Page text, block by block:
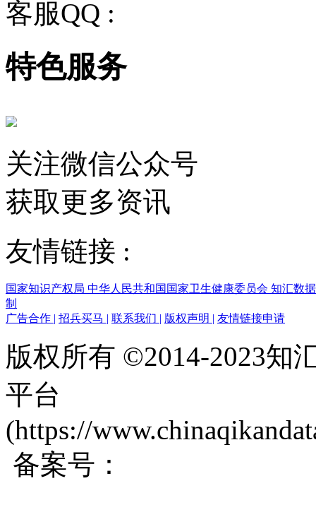
客服QQ :
特色服务
关注微信公众号
获取更多资讯
友情链接 :
国家知识产权局 中华人民共和国国家卫生健康委员会 知汇数
制
广告合作 | 招兵买马 | 联系我们 | 版权声明 | 友情链接申请
版权所有 ©2014-2023知
平台
(https://
备案号：